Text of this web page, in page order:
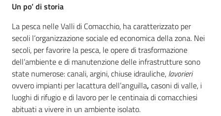
vini
e
dei
sapori
Agricoltura
Un po’ di storia
La pesca nelle Valli di Comacchio, ha caratterizzato per
secoli l’organizzazione sociale ed economica della zona. Nei
secoli, per favorire la pesca, le opere di trasformazione
dell’ambiente e di manutenzione delle infrastrutture sono
state numerose: canali, argini, chiuse idrauliche, lavorieri
ovvero impianti per lacattura dell’anguilla, casoni di valle, i
luoghi di rifugio e di lavoro per le centinaia di comacchiesi
abituati a vivere in un ambiente isolato.